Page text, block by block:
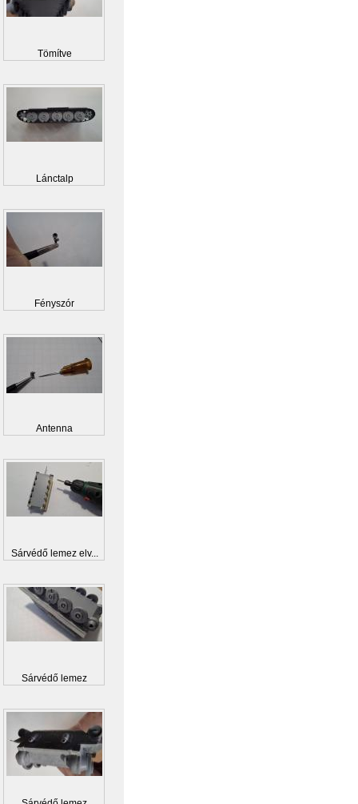
Tömítve
Lánctalp
Fényszór
Antenna
Sárvédő lemez elv...
Sárvédő lemez